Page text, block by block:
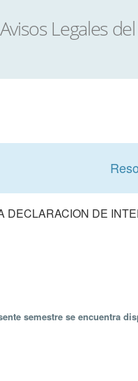
DECLARACION DE
semestre se encuentra